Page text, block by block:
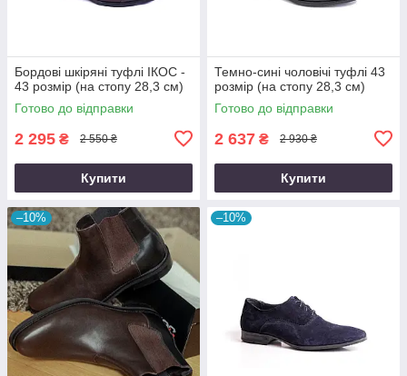
Бордові шкіряні туфлі ІКОС -
43 розмір (на стопу 28,3 см)
Готово до відправки
2 295 ₴ 2 550 ₴
Купити
Темно-сині чоловічі туфлі 43
розмір (на стопу 28,3 см)
Готово до відправки
2 637 ₴ 2 930 ₴
Купити
–10% –10%